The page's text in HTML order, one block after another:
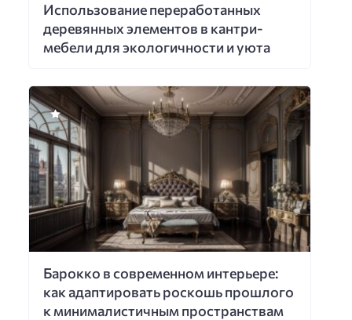
Использование переработанных
деревянных элементов в кантри-
мебели для экологичности и уюта
Барокко в современном интерьере:
как адаптировать роскошь прошлого
к минималистичным пространствам